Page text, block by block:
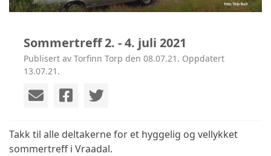
Sommertreff 2. - 4. juli 2021
Publisert av Torfinn Torp den 08.07.21. Oppdatert
13.07.21.
Takk til alle deltakerne for et hyggelig og vellykket
sommertreff i Vraadal.